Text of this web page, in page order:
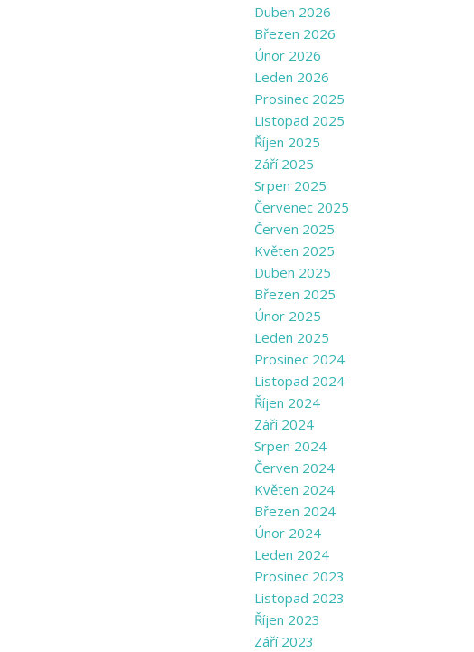
Duben 2026
Březen 2026
Únor 2026
Leden 2026
Prosinec 2025
Listopad 2025
Říjen 2025
Září 2025
Srpen 2025
Červenec 2025
Červen 2025
Květen 2025
Duben 2025
Březen 2025
Únor 2025
Leden 2025
Prosinec 2024
Listopad 2024
Říjen 2024
Září 2024
Srpen 2024
Červen 2024
Květen 2024
Březen 2024
Únor 2024
Leden 2024
Prosinec 2023
Listopad 2023
Říjen 2023
Září 2023